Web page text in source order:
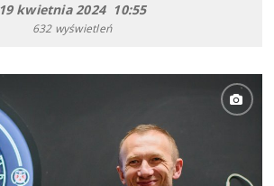
19 kwietnia 2024 10:55
632 wyświetleń